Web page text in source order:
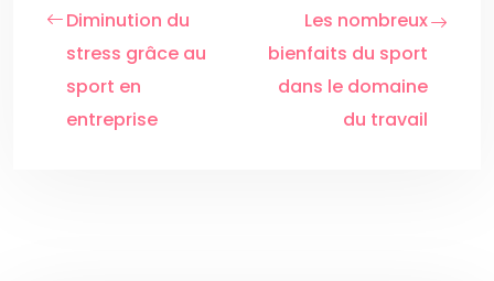
Diminution du
stress grâce au
sport en
entreprise
Les nombreux
bienfaits du sport
dans le domaine
du travail